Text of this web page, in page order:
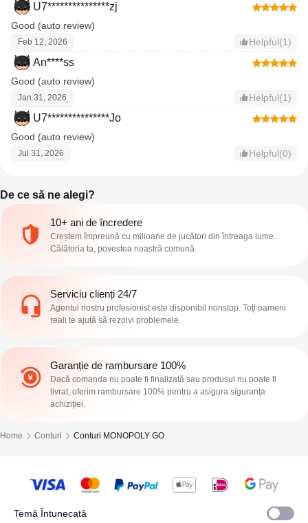
U7***************zj
Good (auto review)
Feb 12, 2026 Helpful(1)
An****ss
Good (auto review)
Jan 31, 2026 Helpful(1)
U7***************Jo
Good (auto review)
Jul 31, 2026 Helpful(0)
De ce să ne alegi?
10+ ani de încredere
Creștem împreună cu milioane de jucători din întreaga lume.
Călătoria ta, povestea noastră comună.
Serviciu clienți 24/7
Agentul nostru profesionist este disponibil nonstop. Toți oameni
reali te ajută să rezolvi problemele.
Garanție de rambursare 100%
Dacă comanda nu poate fi finalizată sau produsul nu poate fi
livrat, oferim rambursare 100% pentru a asigura siguranța
achiziției.
Home Conturi Conturi MONOPOLY GO
Temă Întunecată